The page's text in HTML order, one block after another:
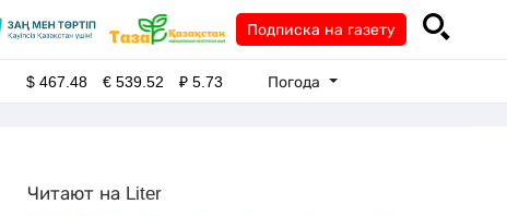
Подписка на газету
$467.48 €539.52 ₽5.73 Погода
Читают на Liter